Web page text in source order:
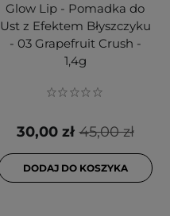
Glow Lip - Pomadka do
Ust z Efektem Błyszczyku
- 03 Grapefruit Crush -
1,4g
45,00 zł
30,00 zł
DODAJ DO KOSZYKA